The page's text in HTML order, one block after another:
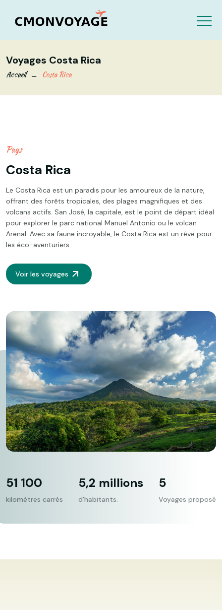
Voyages Costa Rica
Accueil Costa Rica
Pays
Costa Rica
Le Costa Rica est un paradis pour les amoureux de la nature,
offrant des forêts tropicales, des plages magnifiques et des
volcans actifs. San José, la capitale, est le point de départ idéal
pour explorer le parc national Manuel Antonio ou le volcan
Arenal. Avec sa faune incroyable, le Costa Rica est un rêve pour
les éco-aventuriers.
Voir les voyages
51 100
kilomètres carrés
5,2 millions
d'habitants.
5
Voyages proposé